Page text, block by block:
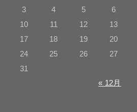
3
4 5 6
10
11 12 13
17
18 19 20
24
25 26 27
31
« 12月